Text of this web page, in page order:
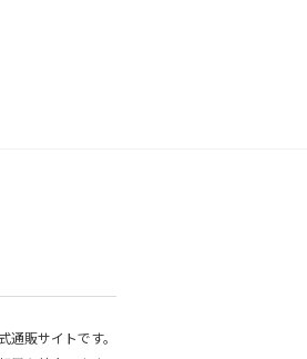
通販サイトです。